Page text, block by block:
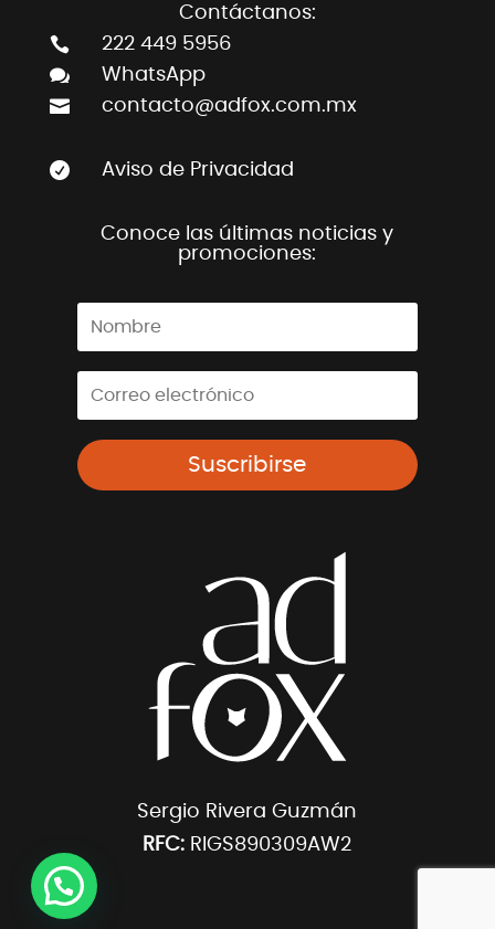
Contáctanos:

222 449 5956

WhatsApp

contacto@adfox.com.mx
 Aviso de Privacidad
Conoce las últimas noticias y
promociones:
Suscribirse
Sergio Rivera Guzmán
RFC: RIGS890309AW2